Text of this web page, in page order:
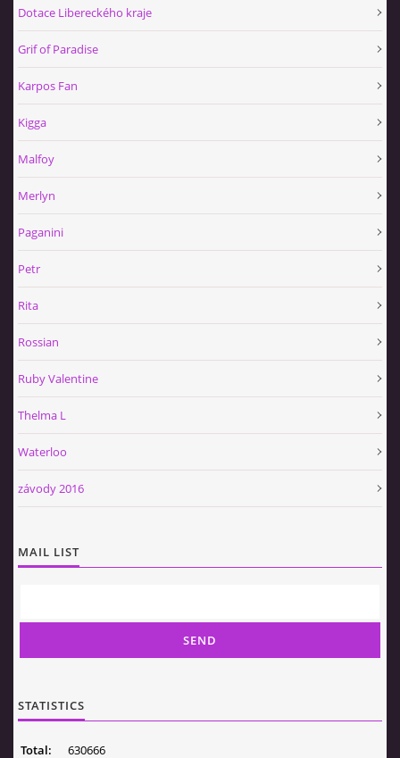
Dotace Libereckého kraje
Grif of Paradise
Karpos Fan
Kigga
Malfoy
Merlyn
Paganini
Petr
Rita
Rossian
Ruby Valentine
Thelma L
Waterloo
závody 2016
MAIL LIST
STATISTICS
Total: 630666